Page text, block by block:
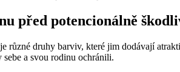
před potencionálně
různé druhy barviv, které jim dodávají
a svou rodinu ochránili.